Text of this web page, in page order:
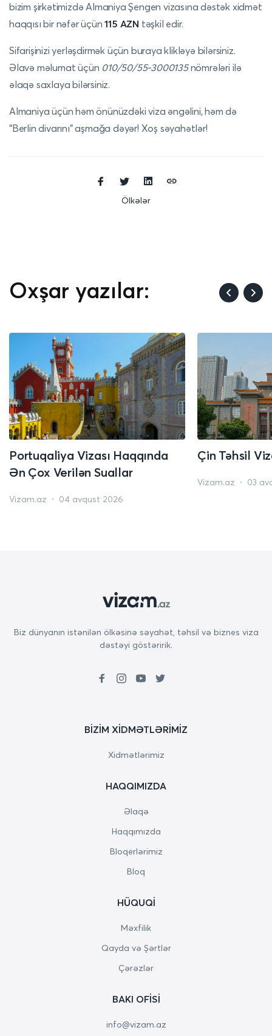
bizim şirkətimizdə Almaniya Şengen vizasına dəstək xidmət
haqqısı bir nəfər üçün115 AZN təşkil edir.
Sifarişinizi yerləşdirmək üçün buraya klikləyə bilərsiniz.
Əlavə məlumat üçün 010/50/55-3000135nömrələri ilə
əlaqə saxlaya bilərsiniz.
Almaniya üçün həm önünüzdəki viza əngəlini, həm də
“Berlin divarını” aşmağa dəyər! Xoş səyahətlər!
Ölkələr
Oxşar yazılar:
Portuqaliya Vizası Haqqında
Ən Çox Verilən Suallar
Vizam.az 04 avqust 2026
Çin Təhsil
Vizam.az 03
Biz dünyanın istənilən ölkəsinə səyahət, təhsil və biznes viza
dəstəyi göstəririk.
BIZIM XIDMƏTLƏRIMIZ
Xidmətlərimiz
HAQQIMIZDA
Əlaqə
Haqqımızda
Bloqerlərimiz
Bloq
HÜQUQI
Məxfilik
Qayda və Şərtlər
Çərəzlər
BAKI OFISI
info@vizam.az